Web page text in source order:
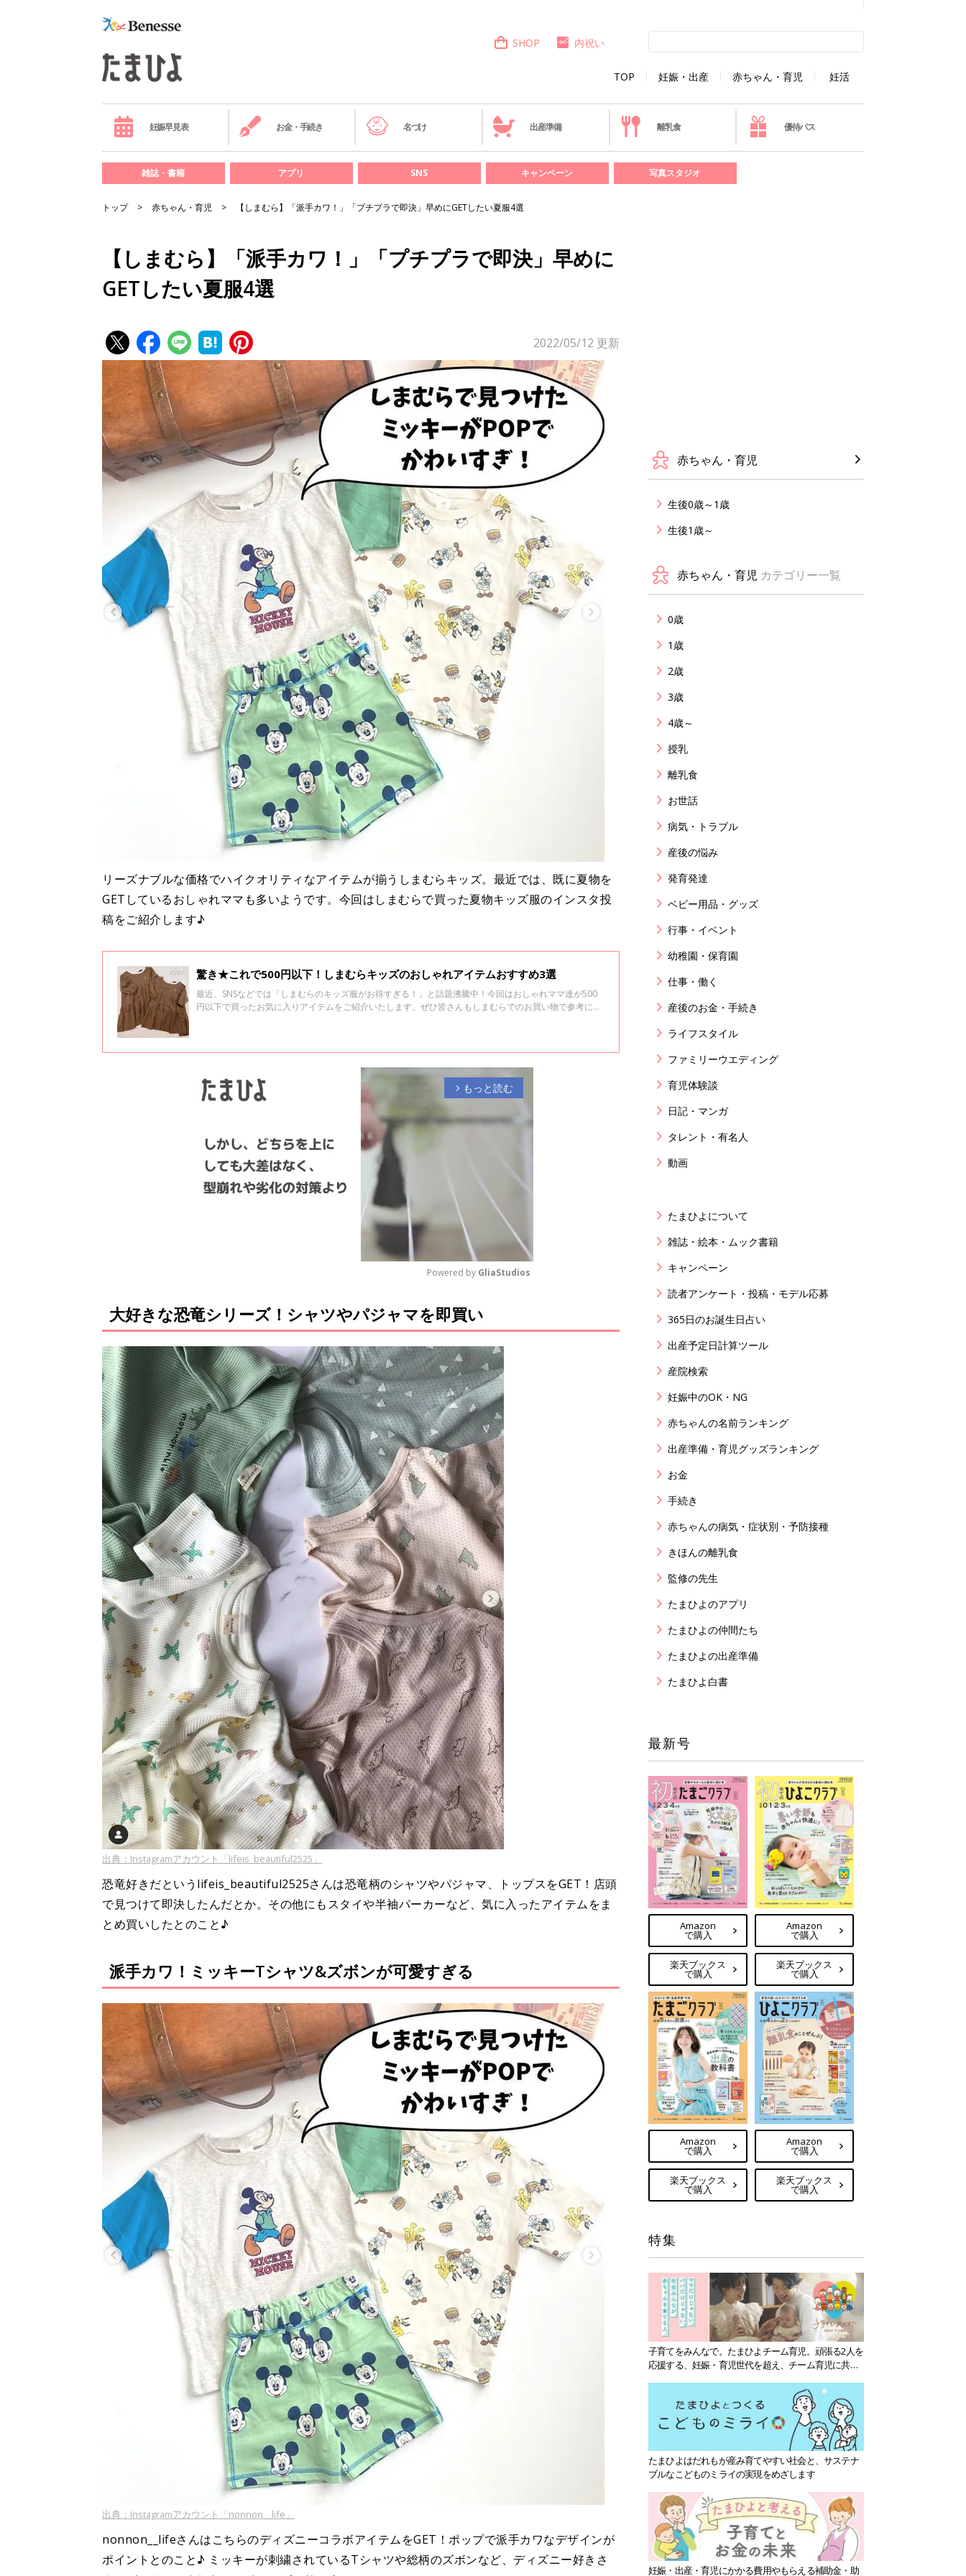
TOP 妊娠・出産 赤ちゃん・育児 妊活
SHOP 内祝い
妊娠早見表 お金・手続き 名づけ 出産準備 離乳食 優待パス
雑誌・書籍 アプリ SNS キャンペーン 写真スタジオ
トップ 赤ちゃん・育児 【しまむら】「派手カワ！」「プチプラで即決」早めにGETしたい夏服4選
【しまむら】「派手カワ！」「プチプラで即決」早めに
GETしたい夏服4選
2022/05/12 更新
リーズナブルな価格でハイクオリティなアイテムが揃うしまむらキッズ。最近では、既に夏物を
GETしているおしゃれママも多いようです。今回はしまむらで買った夏物キッズ服のインスタ投
稿をご紹介します♪
驚き★これで500円以下！しまむらキッズのおしゃれアイテムおすすめ3選
最近、SNSなどでは「しまむらのキッズ服がお得すぎる！」と話題沸騰中！今回はおしゃれママ達が500
円以下で買ったお気に入りアイテムをご紹介いたします。ぜひ皆さんもしまむらでのお買い物で参考にし
arrow_forward_ios もっと読む
M
u
t
e
Powered by GliaStudios
大好きな恐竜シリーズ！シャツやパジャマを即買い
出典：Instagramアカウント「lifeis_beautiful2525」
恐竜好きだというlifeis_beautiful2525さんは恐竜柄のシャツやパジャマ、トップスをGET！店頭
で見つけて即決したんだとか。その他にもスタイや半袖パーカーなど、気に入ったアイテムをま
とめ買いしたとのこと♪
派手カワ！ミッキーTシャツ&ズボンが可愛すぎる
出典：Instagramアカウント「nonnon__life」
nonnon__lifeさんはこちらのディズニーコラボアイテムをGET！ポップで派手カワなデザインが
ポイントとのこと♪ ミッキーが刺繍されているTシャツや総柄のズボンなど、ディズニー好きさ
赤ちゃん・育児
生後0歳～1歳
生後1歳～
赤ちゃん・育児 カテゴリー一覧
0歳
1歳
2歳
3歳
4歳～
授乳
離乳食
お世話
病気・トラブル
産後の悩み
発育発達
ベビー用品・グッズ
行事・イベント
幼稚園・保育園
仕事・働く
産後のお金・手続き
ライフスタイル
ファミリーウエディング
育児体験談
日記・マンガ
タレント・有名人
動画
たまひよについて
雑誌・絵本・ムック書籍
キャンペーン
読者アンケート・投稿・モデル応募
365日のお誕生日占い
出産予定日計算ツール
産院検索
妊娠中のOK・NG
赤ちゃんの名前ランキング
出産準備・育児グッズランキング
お金
手続き
赤ちゃんの病気・症状別・予防接種
きほんの離乳食
監修の先生
たまひよのアプリ
たまひよの仲間たち
たまひよの出産準備
たまひよ白書
最新号
Amazon
で購入
楽天ブックス
で購入
Amazon
で購入
楽天ブックス
で購入
Amazon
で購入
楽天ブックス
で購入
Amazon
で購入
楽天ブックス
で購入
特集
子育てをみんなで。たまひよチーム育児。頑張る2人を
応援する、妊娠・育児世代を超え、チーム育児に共感
たまひよはだれもが産み育てやすい社会と、サステナ
ブルなこどものミライの実現をめざします
妊娠・出産・育児にかかる費用やもらえる補助金・助